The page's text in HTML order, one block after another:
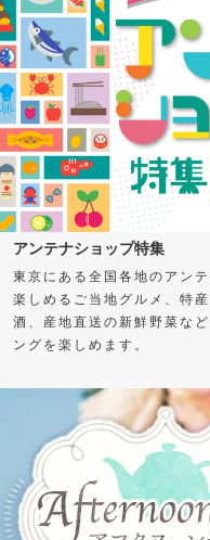
アンテナショップ特集
東京にある全国各地のアン
楽しめるご当地グルメ、特
酒、産地直送の新鮮野菜な
ングを楽しめます。